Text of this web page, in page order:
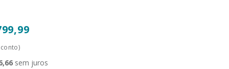
,99
,66 sem juros